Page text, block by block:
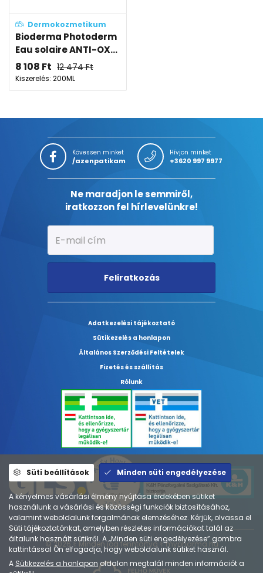
Dermokozmetikum
Bioderma Photoderm
Eau solaire ANTI-OX...
8 108 Ft 12 474Ft
Kiszerelés: 200ML
Kövessen minket
/azenpatikam
Hívjon minket
+3620 997 9977
Ne maradjon le semmiről,
iratkozzon fel hírlevelünkre!
Feliratkozás
Adatkezelési tájékoztató
Sütikezelés a honlapon
Általános Szerződési Feltételek
Fizetés és szállítás
Rólunk
© 2026 ⚕︎ Minden jog fenntartva ⚕︎ mypharma.hu
Süti beállítások Minden süti engedélyezése
A kényelmes vásárlási élmény nyújtása érdekében sütiket
használunk a vásárlási és közösségi funkciók biztosításához,
valamint weboldalunk forgalmának elemzéséhez. Kérjük, olvassa el
Süti tájékoztatónkat, amelyben részletes információkat talál az
általunk használt sütikről. A „Minden süti engedélyezése” gombra
kattintással Ön elfogadja, hogy weboldalunk sütiket használ.
A Sütikezelés a honlapon oldalon megtalál minden információt a